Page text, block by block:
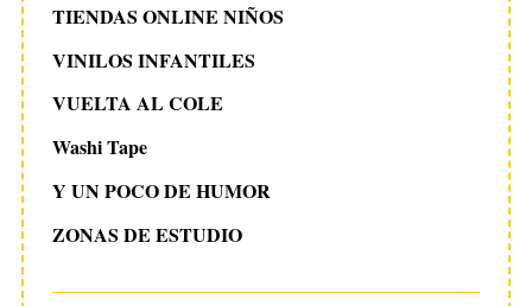
TIENDAS ONLINE NIÑOS
VINILOS INFANTILES
VUELTA AL COLE
Washi Tape
Y UN POCO DE HUMOR
ZONAS DE ESTUDIO